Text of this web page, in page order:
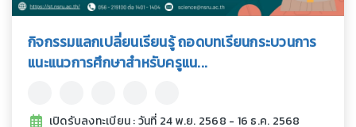
กิจกรรมแลกเปลี่ยนเรียนรู้ ถอดบทเรียนกระบวนการ
แนะแนวการศึกษาสำหรับครูแน...
เปิดรับลงทะเบียน : วันที่ 24 พ.ย. 2568 - 16 ธ.ค. 2568